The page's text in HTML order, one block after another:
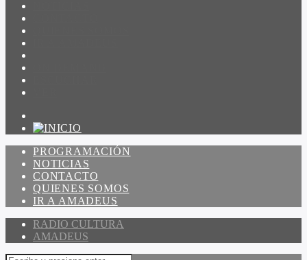
PROGRAMACIÓN
NOTICIAS
CONTACTO
QUIENES SOMOS
IR A AMADEUS
RADIO CULTURA
AMADEUS